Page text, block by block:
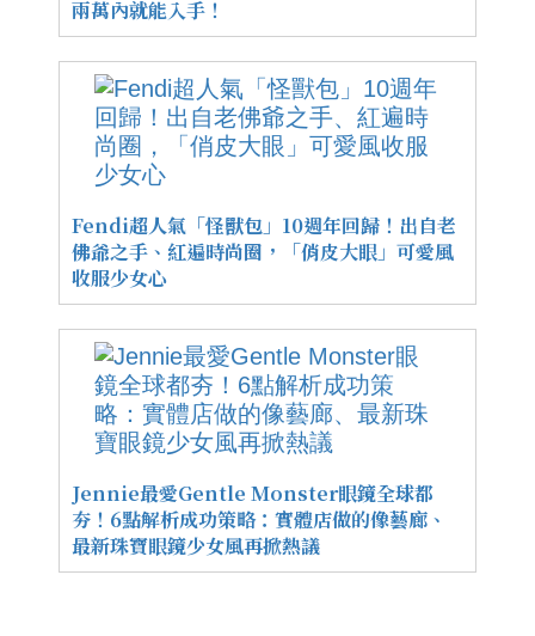
兩萬內就能入手！
Fendi超人氣「怪獸包」10週年回歸！出自老
佛爺之手、紅遍時尚圈，「俏皮大眼」可愛風
收服少女心
Jennie最愛Gentle Monster眼鏡全球都
夯！6點解析成功策略：實體店做的像藝廊、
最新珠寶眼鏡少女風再掀熱議